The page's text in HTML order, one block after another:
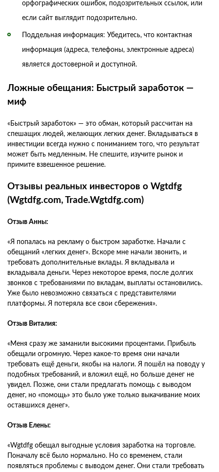
орфографических ошибок, подозрительных ссылок, или
если сайт выглядит подозрительно.
Поддельная информация: Убедитесь, что контактная
информация (адреса, телефоны, электронные адреса)
является достоверной и доступной.
Ложные обещания: Быстрый заработок —
миф
«Быстрый заработок» — это обман, который рассчитан на
спешащих людей, желающих легких денег. Вкладываться в
инвестиции всегда нужно с пониманием того, что результат
может быть медленным. Не спешите, изучите рынок и
примите взвешенное решение.
Отзывы реальных инвесторов о Wgtdfg
(Wgtdfg.com, Trade.Wgtdfg.com)
Отзыв Анны:
«Я попалась на рекламу о быстром заработке. Начали с
обещаний «легких денег». Вскоре мне начали звонить, и
требовать дополнительные вклады. Я вкладывала и
вкладывала деньги. Через некоторое время, после долгих
звонков с требованиями по вкладам, выплаты остановились.
Уже было невозможно связаться с представителями
платформы. Я потеряла все свои сбережения».
Отзыв Виталия:
«Меня сразу же заманили высокими процентами. Прибыль
обещали огромную. Через какое-то время они начали
требовать ещё деньги, якобы на налоги. Я пошёл на поводу у
подобных требований, и вложил ещё, но больше денег не
увидел. Позже, они стали предлагать помощь с выводом
денег, но «помощь» это было уже только выкачивание моих
оставшихся денег».
Отзыв Елены:
«Wgtdfg обещал выгодные условия заработка на торговле.
Поначалу всё было нормально. Но со временем, стали
появляться проблемы с выводом денег. Они стали требовать